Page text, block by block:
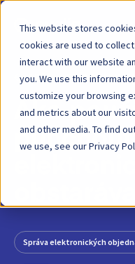
This website stores
cookies are used to
interact with our website
you. We use this
customize your browsing
and metrics about our
and other media. To find
we use, see our Privacy
SPÄŤ PRÍSPEVOK
Ako
Správa elektronických